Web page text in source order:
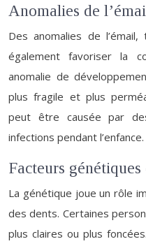
Anomalies de
Des anomalies de
également favoriser la
anomalie de
plus fragile et plus
peut être causée par
infections pendant l’enfance.
Facteurs
La génétique joue un rôle
des dents. Certaines
plus claires ou plus